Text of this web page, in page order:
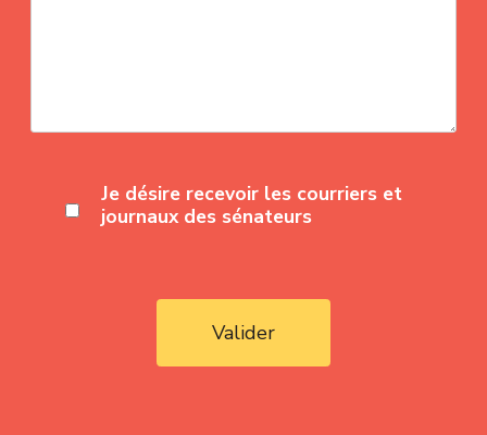
Je désire recevoir les courriers et
journaux des sénateurs
Valider